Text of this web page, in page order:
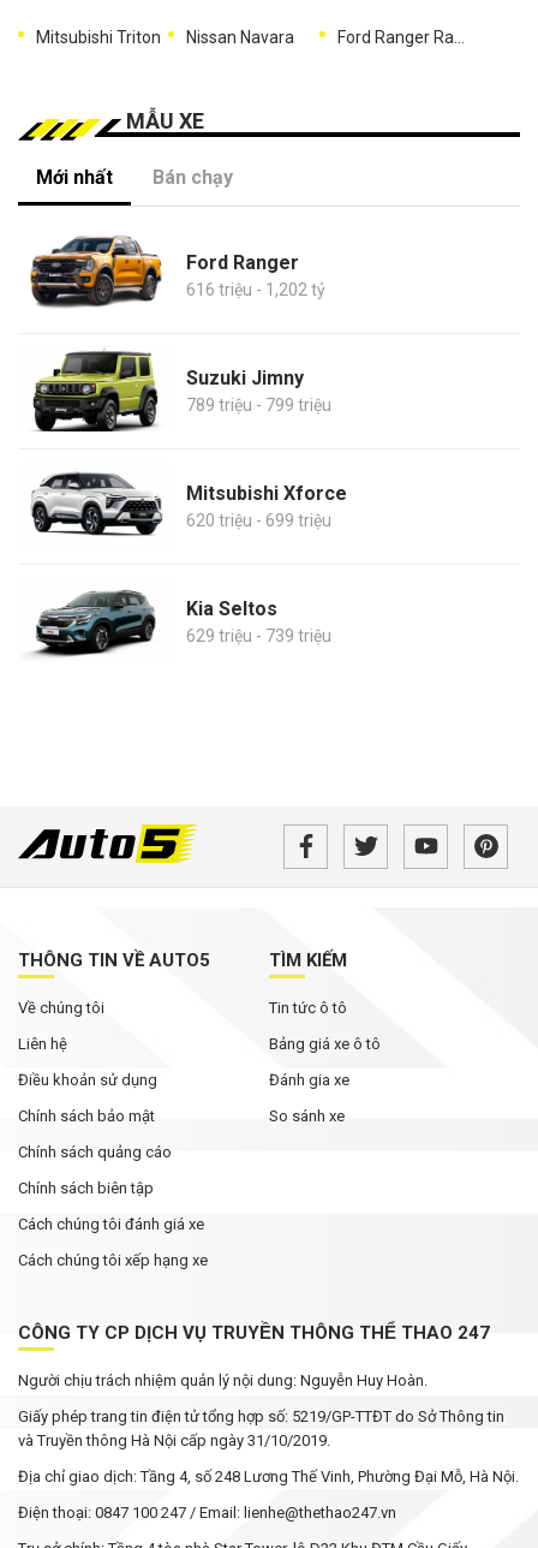
Mitsubishi Triton Nissan Navara
MẪU XE
Mới nhất Bán chạy
Ford Ranger
616 triệu - 1,202 tỷ
Suzuki Jimny
789 triệu - 799 triệu
Mitsubishi Xforce
620 triệu - 699 triệu
Kia Seltos
629 triệu - 739 triệu
THÔNG TIN VỀ AUTO5
Về chúng tôi
Liên hệ
Điều khoản sử dụng
Chính sách bảo mật
Chính sách quảng cáo
Chính sách biên tập
Cách chúng tôi đánh giá xe
Cách chúng tôi xếp hạng xe
TÌM KIẾM
Tin tức ô tô
Bảng giá xe ô tô
Đánh gia xe
So sánh xe
CÔNG TY CP DỊCH VỤ TRUYỀN THÔNG THỂ THAO 247
Người chịu trách nhiệm quản lý nội dung: Nguyễn Huy Hoàn.
Giấy phép trang tin điện tử tổng hợp số: 5219/GP-TTĐT do Sở Thông tin
và Truyền thông Hà Nội cấp ngày 31/10/2019.
Địa chỉ giao dịch: Tầng 4, số 248 Lương Thế Vinh, Phường Đại Mỗ, Hà Nội.
Điện thoại: 0847 100 247 / Email: lienhe@thethao247.vn